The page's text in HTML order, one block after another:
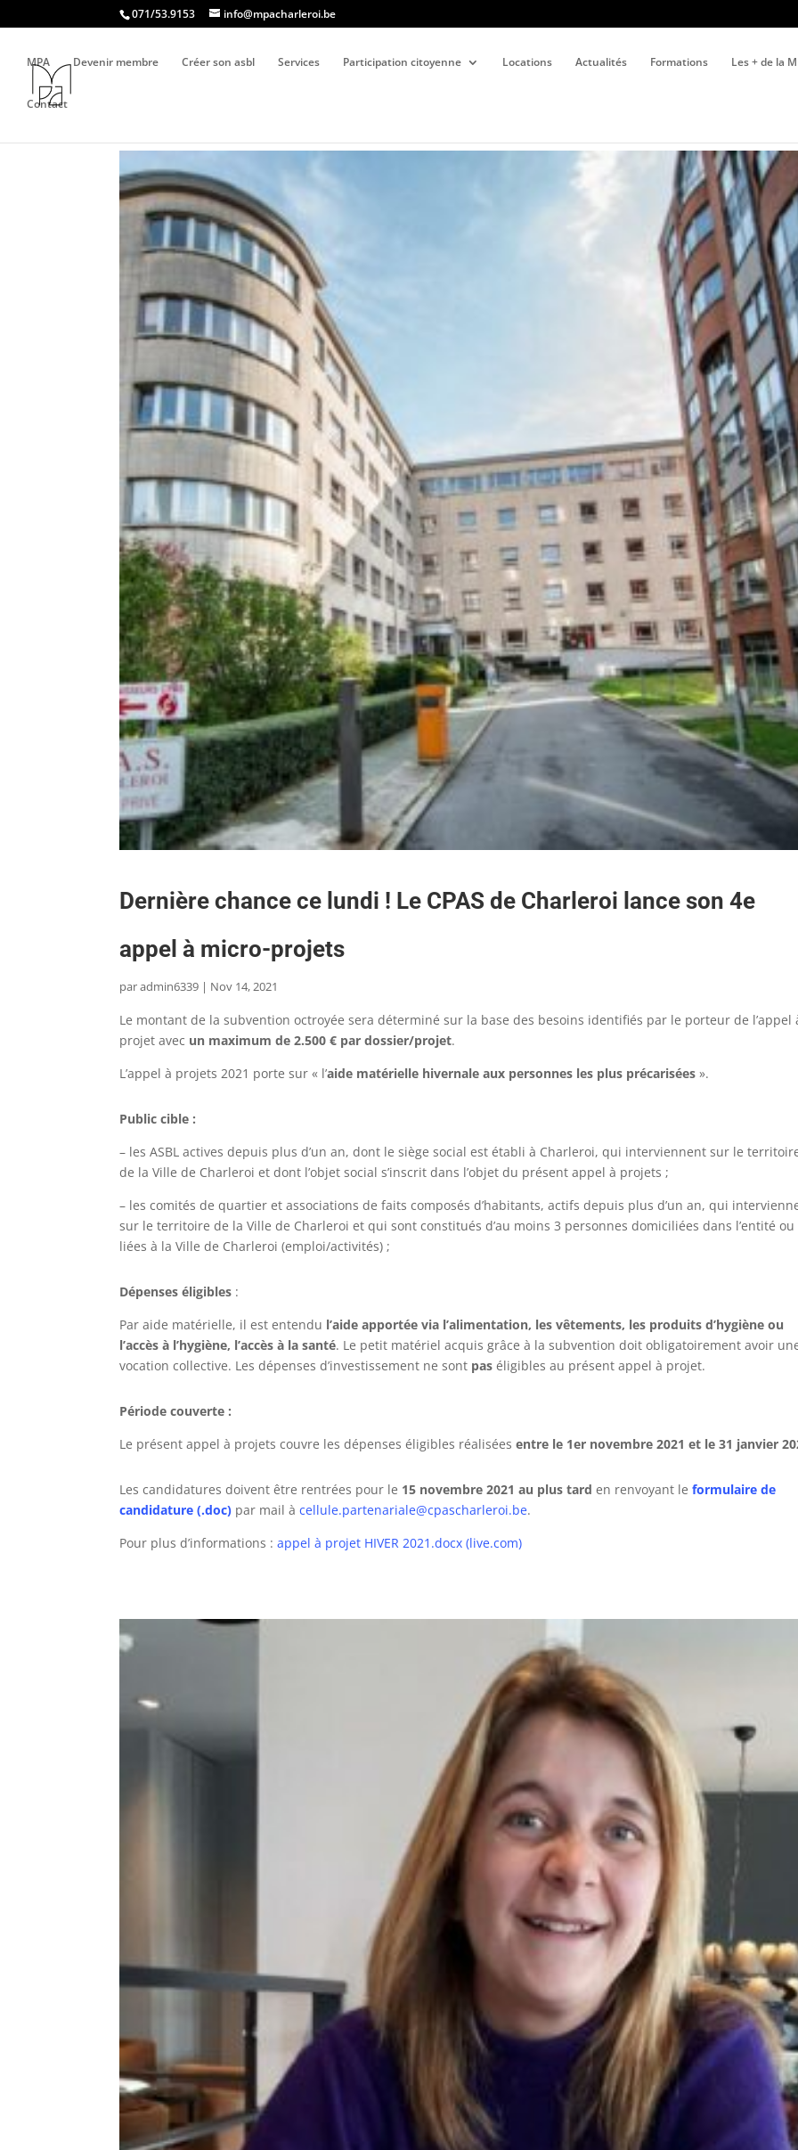
071/53.9153 info@mpacharleroi.be
MPA Devenir membre Créer son asbl Services Participation citoyenne Locations Actualités Formations Les + de la
Contact
Dernière chance ce lundi ! Le CPAS de Charleroi lance son 4e
appel à micro-projets
paradmin6339 | Nov 14, 2021
Le montant de la subvention octroyée sera déterminé sur la base des besoins identifiés par le porteur de l’appel
projet avec un maximum de 2.500 € par dossier/projet.
L’appel à projets 2021 porte sur « l’aide matérielle hivernale aux personnes les plus précarisées ».
Public cible :
– les ASBL actives depuis plus d’un an, dont le siège social est établi à Charleroi, qui interviennent sur le
de la Ville de Charleroi et dont l’objet social s’inscrit dans l’objet du présent appel à projets ;
– les comités de quartier et associations de faits composés d’habitants, actifs depuis plus d’un an, qui
sur le territoire de la Ville de Charleroi et qui sont constitués d’au moins 3 personnes domiciliées dans l’entité ou
liées à la Ville de Charleroi (emploi/activités) ;
Dépenses éligibles :
Par aide matérielle, il est entendu l’aide apportée via l’alimentation, les vêtements, les produits d’hygiène ou
l’accès à l’hygiène, l’accès à la santé. Le petit matériel acquis grâce à la subvention doit obligatoirement avoir
vocation collective. Les dépenses d’investissement ne sont paséligibles au présent appel à projet.
Période couverte :
Le présent appel à projets couvre les dépenses éligibles réaliséesentre le 1er novembre 2021 et le 31 janvier
Les candidatures doivent être rentrées pour le 15 novembre 2021 au plus tard en renvoyant leformulaire de
candidature (.doc) par mail àcellule.partenariale@cpascharleroi.be.
Pour plus d’informations :appel à projet HIVER 2021.docx (live.com)